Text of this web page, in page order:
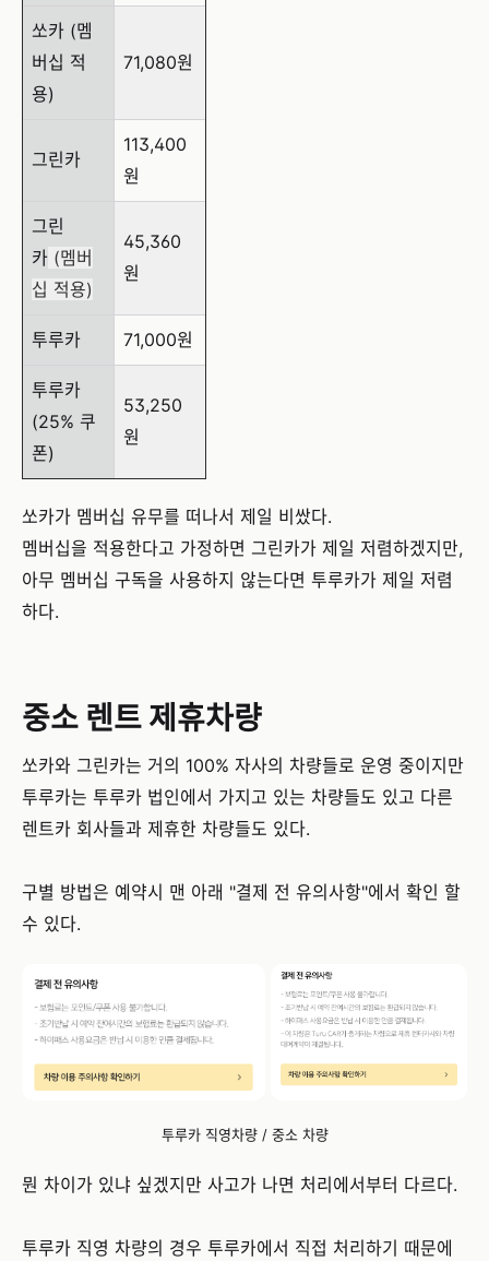
쏘카 (멤
버십 적
용)
71,080원
그린카
113,400
원
그린
카 (멤버
십 적용)
45,360
원
투루카 71,000원
투루카
(25% 쿠
폰)
53,250
원
쏘카가 멤버십 유무를 떠나서 제일 비쌌다.
멤버십을 적용한다고 가정하면 그린카가 제일 저렴하겠지만,
아무 멤버십 구독을 사용하지 않는다면 투루카가 제일 저렴
하다.
중소 렌트 제휴차량
쏘카와 그린카는 거의 100% 자사의 차량들로 운영 중이지만
투루카는 투루카 법인에서 가지고 있는 차량들도 있고 다른
렌트카 회사들과 제휴한 차량들도 있다.
구별 방법은 예약시 맨 아래 "결제 전 유의사항"에서 확인 할
수 있다.
투루카 직영차량 / 중소 차량
뭔 차이가 있냐 싶겠지만 사고가 나면 처리에서부터 다르다.
투루카 직영 차량의 경우 투루카에서 직접 처리하기 때문에